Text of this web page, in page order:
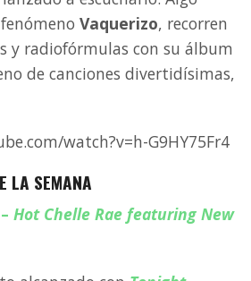
Vaquerizo, recorren
y radiofórmulas con su álbum
de canciones divertidísimas,
watch?v=h-G9HY75Fr4
LA SEMANA
– Hot Chelle Rae featuring New